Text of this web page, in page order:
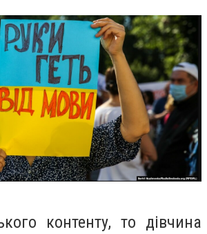
контенту, то дівчина